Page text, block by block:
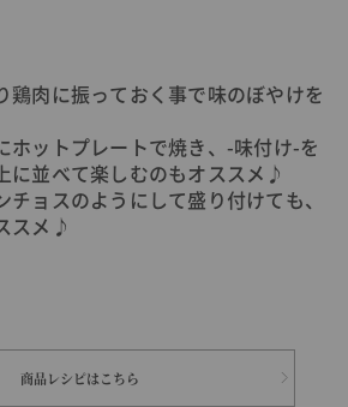
鶏肉に振っておく事で味のぼやけを
ホットプレートで焼き、-味付け-を
に並べて楽しむのもオススメ♪
チョスのようにして盛り付けても、
スメ♪
商品レシピはこちら